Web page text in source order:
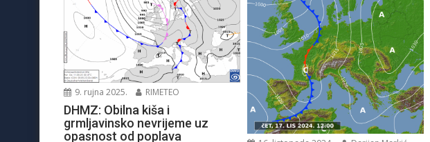
9. rujna 2025. RIMETEO
DHMZ: Obilna kiša i
grmljavinsko nevrijeme uz
opasnost od poplava